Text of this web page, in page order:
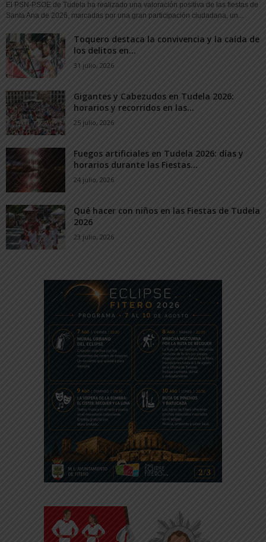
El PSN-PSOE de Tudela ha realizado una valoración positiva de las fiestas de
Santa Ana de 2026, marcadas por una gran participación ciudadana, un...
Toquero destaca la convivencia y la caída de
los delitos en...
31 julio, 2026
Gigantes y Cabezudos en Tudela 2026:
horarios y recorridos en las...
25 julio, 2026
Fuegos artificiales en Tudela 2026: días y
horarios durante las Fiestas...
24 julio, 2026
Qué hacer con niños en las Fiestas de Tudela
2026
23 julio, 2026